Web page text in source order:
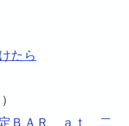
たら
ＢＡＲ ａｔ 二